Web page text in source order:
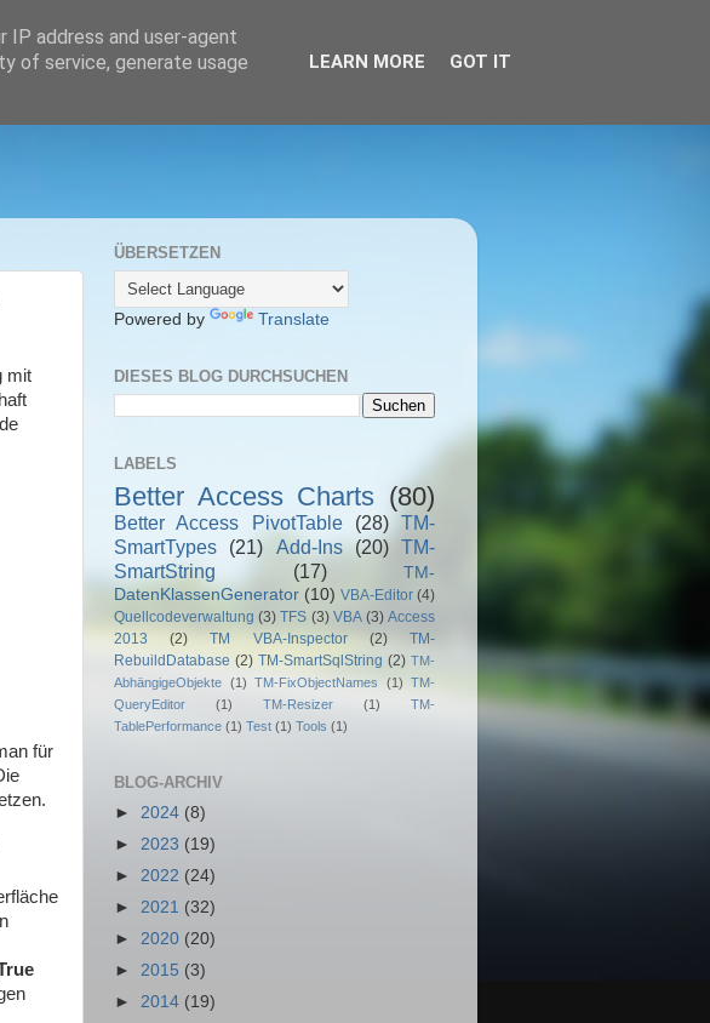
mit
für
ÜBERSETZEN
Powered by Translate
DIESES BLOG DURCHSUCHEN
LABELS
Better Access Charts (80)
Better Access PivotTable (28) TM-
SmartTypes
(21) Add-Ins (20) TM-
SmartString
(17)
TM-
DatenKlassenGenerator (10) VBA-Editor (4)
Quellcodeverwaltung (3) TFS (3) VBA (3) Access
2013
(2) TM VBA-Inspector (2)
TM-
RebuildDatabase (2) TM-SmartSqlString (2) TM-
AbhängigeObjekte (1) TM-FixObjectNames (1) TM-
QueryEditor
(1) TM-Resizer (1)
TM-
TablePerformance (1) Test (1) Tools (1)
BLOG-ARCHIV
► 2024 (8)
► 2023 (19)
► 2022 (24)
► 2021 (32)
► 2020 (20)
► 2015 (3)
► 2014 (19)
IP address and user-agent
of service, generate usage
LEARN MORE GOT IT